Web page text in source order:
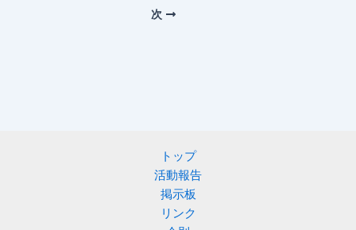
次
トップ
活動報告
掲示板
リンク